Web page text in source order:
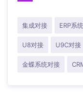
集成对接 ERP系
U8对接 U9C对接
金蝶系统对接